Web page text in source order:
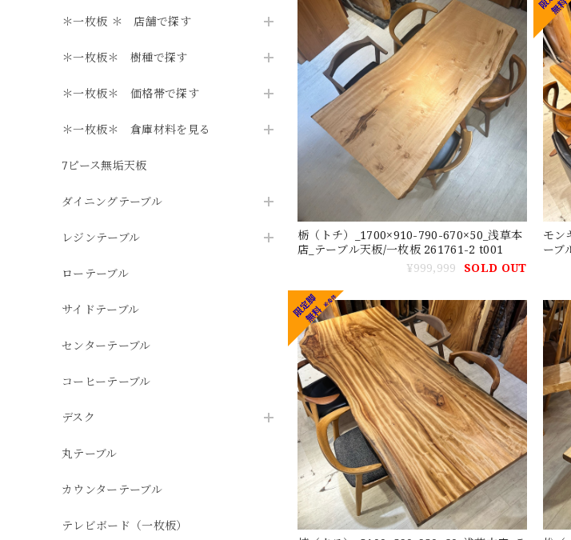
＊一枚板 ＊ 店舗で探す
＊一枚板＊ 樹種で探す
＊一枚板＊ 価格帯で探す
＊一枚板＊ 倉庫材料を見る
7ピース無垢天板
ダイニングテーブル
レジンテーブル
ローテーブル
サイドテーブル
センターテーブル
コーヒーテーブル
デスク
丸テーブル
カウンターテーブル
テレビボード（一枚板）
栃（トチ）_1700×910-790-670×50_浅草本
店_テーブル天板/一枚板 261761-2 t001
¥999,999
SOLD OUT
モン
ーブ